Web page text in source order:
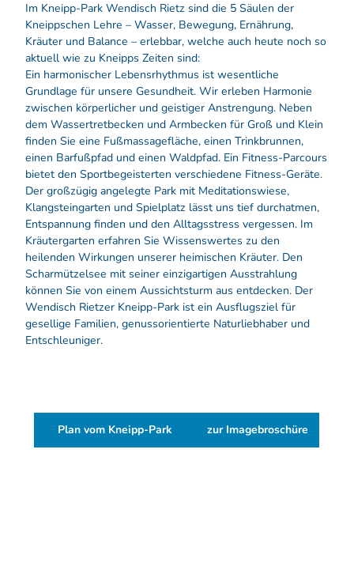
Im Kneipp-Park Wendisch Rietz sind die 5 Säulen der
Kneippschen Lehre – Wasser, Bewegung, Ernährung,
Kräuter und Balance – erlebbar, welche auch heute noch so
aktuell wie zu Kneipps Zeiten sind:
Ein harmonischer Lebensrhythmus ist wesentliche
Grundlage für unsere Gesundheit. Wir erleben Harmonie
zwischen körperlicher und geistiger Anstrengung. Neben
dem Wassertretbecken und Armbecken für Groß und Klein
finden Sie eine Fußmassagefläche, einen Trinkbrunnen,
einen Barfußpfad und einen Waldpfad. Ein Fitness-Parcours
bietet den Sportbegeisterten verschiedene Fitness-Geräte.
Der großzügig angelegte Park mit Meditationswiese,
Klangsteingarten und Spielplatz lässt uns tief durchatmen,
Entspannung finden und den Alltagsstress vergessen. Im
Kräutergarten erfahren Sie Wissenswertes zu den
heilenden Wirkungen unserer heimischen Kräuter. Den
Scharmützelsee mit seiner einzigartigen Ausstrahlung
können Sie von einem Aussichtsturm aus entdecken. Der
Wendisch Rietzer Kneipp-Park ist ein Ausflugsziel für
gesellige Familien, genussorientierte Naturliebhaber und
Entschleuniger.
Plan vom Kneipp-Park zur Imagebroschüre